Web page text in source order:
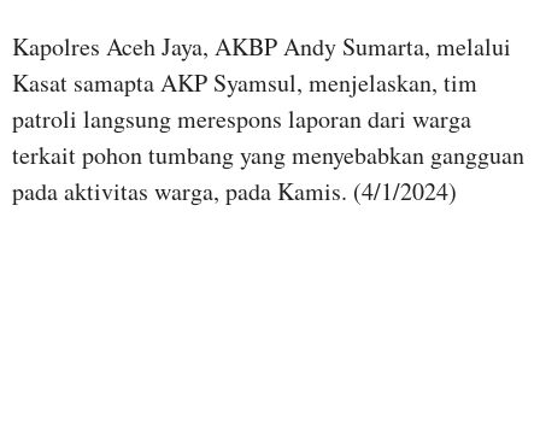
Kapolres Aceh Jaya, AKBP Andy Sumarta, melalui
Kasat samapta AKP Syamsul, menjelaskan, tim
patroli langsung merespons laporan dari warga
terkait pohon tumbang yang menyebabkan gangguan
pada aktivitas warga, pada Kamis. (4/1/2024)